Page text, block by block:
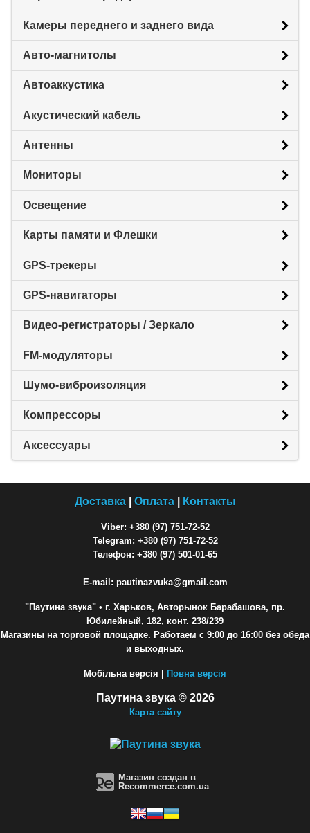
Камеры переднего и заднего вида
Авто-магнитолы
Автоаккустика
Акустический кабель
Антенны
Мониторы
Освещение
Карты памяти и Флешки
GPS-трекеры
GPS-навигаторы
Видео-регистраторы / Зеркало
FM-модуляторы
Шумо-виброизоляция
Компрессоры
Аксессуары
Доставка| Оплата| Контакты
Viber: +380 (97) 751-72-52
Telegram: +380 (97) 751-72-52
Телефон: +380 (97) 501-01-65
E-mail: pautinazvuka@gmail.com
"Паутина звука" • г. Харьков, Авторынок Барабашова, пр.
Юбилейный, 182, конт. 238/239
Магазины на торговой площадке. Работаем с 9:00 до 16:00 без обеда
и выходных.
Мобільна версія | Повна версія
Паутина звука © 2026
Карта сайту
Магазин создан в
Recommerce.com.ua